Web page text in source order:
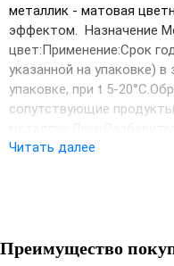
металлик - матовая
эффектом. Назначение
цвет:Применение:Срок
указанной на упаковке)
упакoвке, при t 5-
сопутствующие
Читать далее
Преимущество